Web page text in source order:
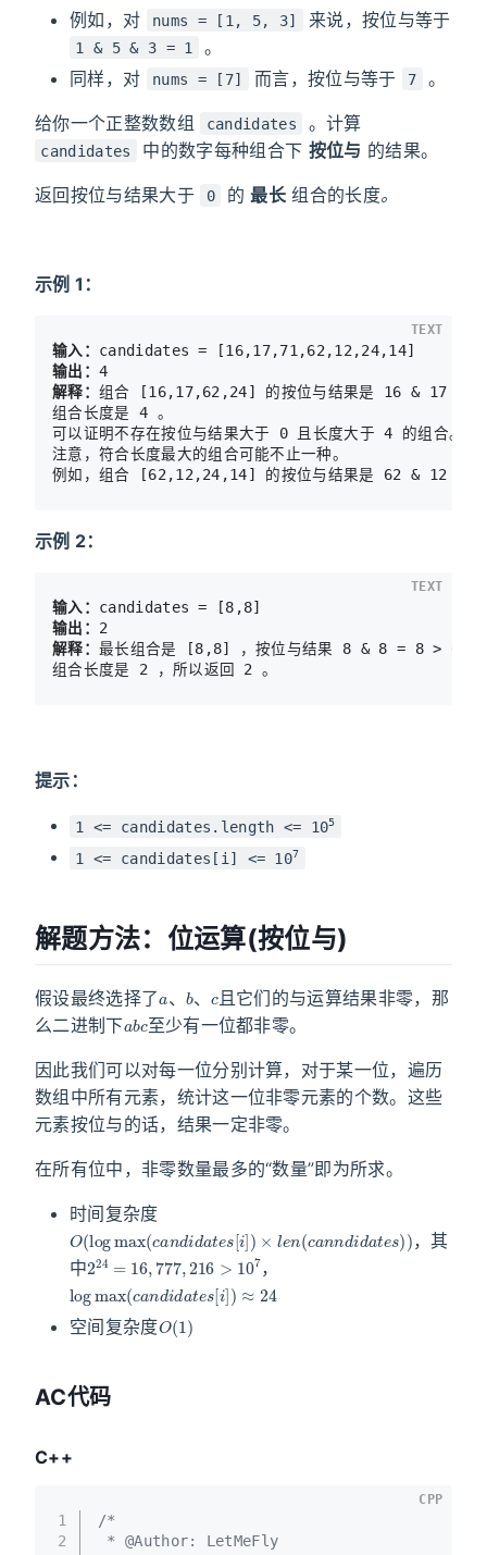
例如，对 nums = [1, 5, 3] 来说，按位与等于
1 & 5 & 3 = 1
。
同样，对
nums = [7] 而言，按位与等于 7 。
给你一个正整数数组 candidates 。计算
candidates 中的数字每种组合下 按位与 的结果。
返回按位与结果大于 0 的最长 组合的长度。
示例 1：
输入：
输出：
解释： 组合 [16,17,62,24] 的按位与结果是 16 & 17 &
组合长度是 4 。
可以证明不存在按位与结果大于 0 且长度大于 4 的组合。
注意，符合长度最大的组合可能不止一种。
TEXT
示例 2：
输入：
输出：
解释： 最长组合是 [8,8] ，按位与结果 8 & 8 = 8 > 0 。
TEXT
提示：
1 <= candidates.length <= 105
1 <= candidates[i] <= 107
解题方法：位运算(按位与)
假设最终选择了 、 、 且它们的与运算结果非零，那
么二进制下
ab c
至少有一位都非零。
因此我们可以对每一位分别计算，对于某一位，遍历
数组中所有元素，统计这一位非零元素的个数。这些
元素按位与的话，结果一定非零。
在所有位中，非零数量最多的“数量”即为所求。
时间复杂度
O(logmax(
，其
中
224=16,777,216>107
，
log max(cand idates [i]) ≈
空间复杂度
O(1)
AC代码
C++
1
2
/*
* @Author: LetMeFly
CPP